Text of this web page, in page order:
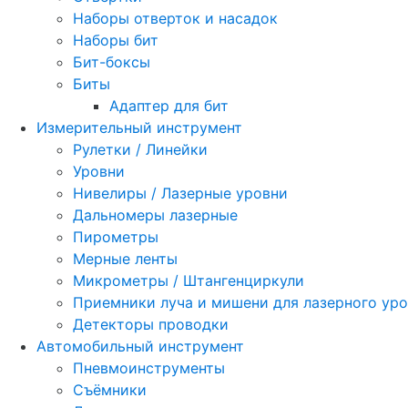
Наборы отверток и насадок
Наборы бит
Бит-боксы
Биты
Адаптер для бит
Измерительный инструмент
Рулетки / Линейки
Уровни
Нивелиры / Лазерные уровни
Дальномеры лазерные
Пирометры
Мерные ленты
Микрометры / Штангенциркули
Приемники луча и мишени для лазерного
Детекторы проводки
Автомобильный инструмент
Пневмоинструменты
Съёмники